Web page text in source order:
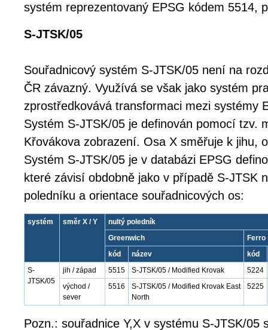
systém reprezentovaný EPSG kódem 5514,
S-JTSK/05
Souřadnicový systém S-JTSK/05 není na
ČR závazný. Využívá se však jako systém
zprostředkovává transformaci mezi systémy
Systém S-JTSK/05 je definován pomocí tzv.
Křovákova zobrazení. Osa X směřuje k jihu,
Systém S-JTSK/05 je v databázi EPSG
které závisí obdobně jako v případě S-JTSK
poledníku a orientace souřadnicových os:
systém směr X / Y
nultý poledník
Greenwich
Ferro
kód
název
kód
S-
JTSK/05
jih / západ 5515 S-JTSK/05 / Modified Krovak
5224
východ /
sever
5516
S-JTSK/05 / Modified Krovak East
North
5225
Pozn.: souřadnice Y,X v systému S-JTSK/05